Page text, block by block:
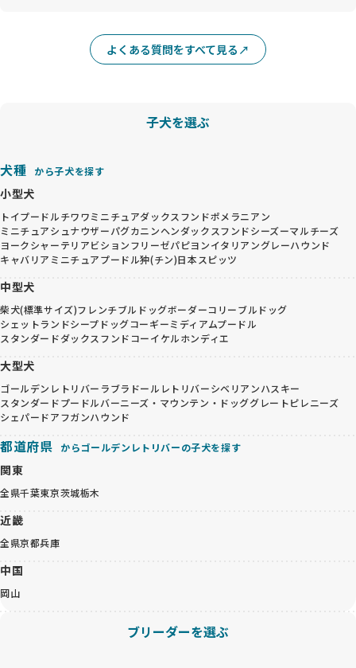
よくある質問をすべて見る
子犬を選ぶ
犬種 から子犬を探す
小型犬
トイプードルチワワミニチュアダックスフンドポメラニアン
ミニチュアシュナウザーパグカニンヘンダックスフンドシーズーマルチーズ
ヨークシャーテリアビションフリーゼパピヨンイタリアングレーハウンド
キャバリア ミニチュアプードル狆(チン)日本スピッツ
中型犬
柴犬(標準サイズ)フレンチブルドッグボーダーコリーブルドッグ
シェットランドシープドッグコーギーミディアムプードル
スタンダードダックスフンドコーイケルホンディエ
大型犬
ゴールデンレトリバー ラブラドールレトリバーシベリアンハスキー
スタンダードプードルバーニーズ・マウンテン・ドッググレートピレニーズ
シェパードアフガンハウンド
都道府県 からゴールデンレトリバーの子犬を探す
関東
全県千葉東京茨城栃木
近畿
全県京都兵庫
中国
岡山
ブリーダーを選ぶ